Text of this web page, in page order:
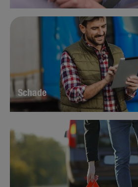
Schade